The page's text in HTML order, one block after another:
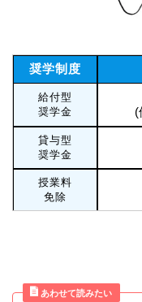
奨学制度
給付型
奨学金
貸与型
奨学金
授業料
免除